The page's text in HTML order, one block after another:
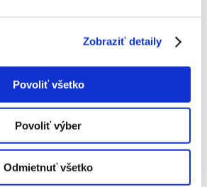
Zobraziť detaily
Povoliť všetko
Povoliť výber
Odmietnuť všetko
surovín: prútie
a béžovej
darčekový kôš, úložný priestor